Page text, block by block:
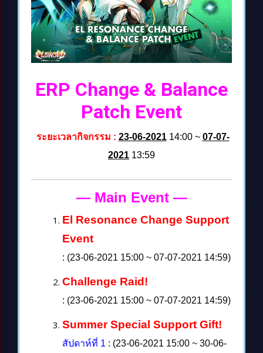
ERP Change & Balance
Patch Event
ระยะเวลากิจกรรม : 23-06-202114:00 ~ 07-07-
2021 13:59
— Main Event —
El Resonance Change Support
Event
: (23-06-2021 15:00 ~ 07-07-2021 14:59)
Challenge Raid!
: (23-06-2021 15:00 ~ 07-07-2021 14:59)
Summer Special Support Gift!
สัปดาห์ที่ 1 : (23-06-2021 15:00 ~ 30-06-